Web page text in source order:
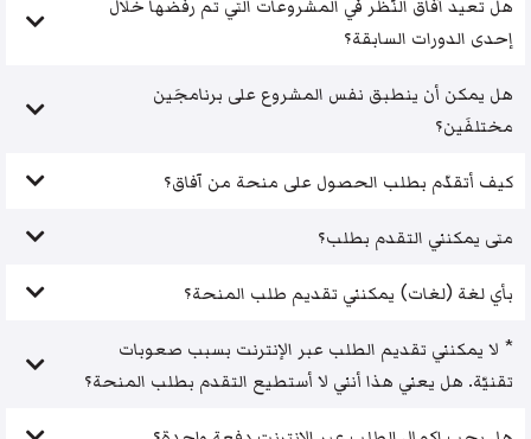
إحدى الدورات السابقة؟
هل يمكن أن ينطبق نفس المشروع على برنامجَين
مختلفَين؟
كيف أتقدّم بطلب الحصول على منحة من آفاق؟
متى يمكنني التقدم بطلب؟
بأي لغة (لغات) يمكنني تقديم طلب المنحة؟
* لا يمكنني تقديم الطلب عبر الإنترنت بسبب صعوبات
تقنيّة. هل يعني هذا أنني لا أستطيع التقدم بطلب المنحة؟